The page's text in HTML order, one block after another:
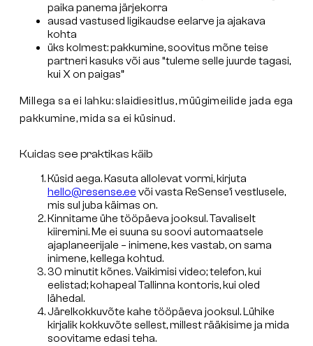
paika panema järjekorra
ausad vastused ligikaudse eelarve ja ajakava
kohta
üks kolmest: pakkumine, soovitus mõne teise
partneri kasuks või aus “tuleme selle juurde tagasi,
kui X on paigas”
Millega sa ei lahku: slaidiesitlus, müügimeilide jada ega
pakkumine, mida sa ei küsinud.
Kuidas see praktikas käib
Küsid aega. Kasuta allolevat vormi, kirjuta
hello@resense.ee või vasta ReSense’i vestlusele,
mis sul juba käimas on.
Kinnitame ühe tööpäeva jooksul.Tavaliselt
kiiremini. Me ei suuna su soovi automaatsele
ajaplaneerijale – inimene, kes vastab, on sama
inimene, kellega kohtud.
30 minutit kõnes.Vaikimisi video; telefon, kui
eelistad; kohapeal Tallinna kontoris, kui oled
lähedal.
Järelkokkuvõte kahe tööpäeva jooksul. Lühike
kirjalik kokkuvõte sellest, millest rääkisime ja mida
soovitame edasi teha.